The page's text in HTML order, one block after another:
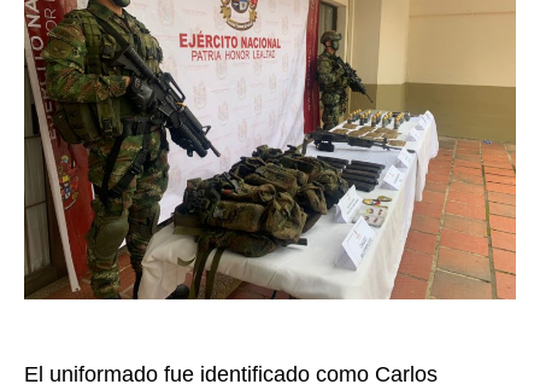
en
El uniformado fue identificado como Carlos